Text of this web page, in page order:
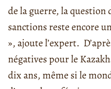
de la guerre, la question
sanctions reste encore
», ajoute l’expert.
négatives pour le
dix ans, même si le